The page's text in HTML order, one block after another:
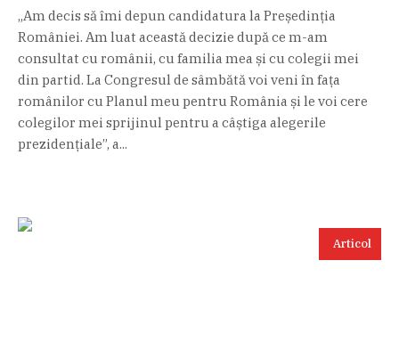
„Am decis să îmi depun candidatura la Președinția
României. Am luat această decizie după ce m-am
consultat cu românii, cu familia mea și cu colegii mei
din partid. La Congresul de sâmbătă voi veni în fața
românilor cu Planul meu pentru România și le voi cere
colegilor mei sprijinul pentru a câștiga alegerile
prezidențiale”, a...
Articol